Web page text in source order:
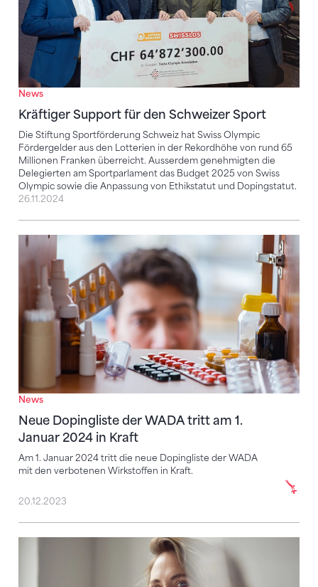
News
Kräftiger Support für den Schweizer Sport
Die Stiftung Sportförderung Schweiz hat Swiss Olympic
Fördergelder aus den Lotterien in der Rekordhöhe von rund 65
Millionen Franken überreicht. Ausserdem genehmigten die
Delegierten am Sportparlament das Budget 2025 von Swiss
Olympic sowie die Anpassung von Ethikstatut und Dopingstatut.
26.11.2024
News
Neue Dopingliste der WADA tritt am 1.
Januar 2024 in Kraft
Am 1. Januar 2024 tritt die neue Dopingliste der WADA
mit den verbotenen Wirkstoffen in Kraft.
Neue Dopingliste der WADA tritt am 1. Januar 2024
20.12.2023
Im Sport wird Gewalt oft nicht als solche erkannt